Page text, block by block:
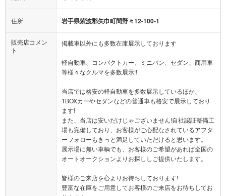
ト
掲載車以外にも多数在庫展示しております
等様々なクルマを多数展示!!
1BOXカーやセダンなどの普通車も格安で展示しており
ます!
また、当店は安いだけじゃございません!自社認証整備工
場も完備しており、お客様がご心配なされているアフタ
ーフォローもきっと満足していただけると思います。
展示場に無い車輌でも、お客様のご希望があれば全国の
オートオークションよりお探ししご提供いたします。
豊富な在庫をご用意してお客様のご来店をお待ちしてお
ります☆